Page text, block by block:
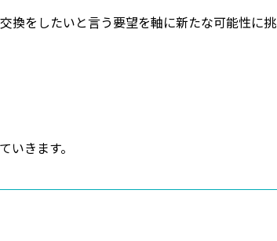
換をしたいと言う要望を軸に新たな可能性に挑
きます。